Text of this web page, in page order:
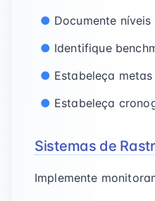
Documente
Identifique
Estabeleça
Estabeleça
Sistemas de
Implemente